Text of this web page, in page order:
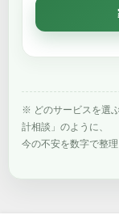
※ どのサービスを選
計相談」のように、
今の不安を数字で整